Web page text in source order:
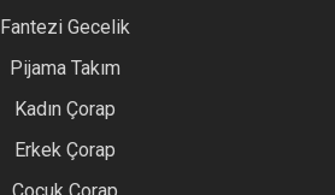
Fantezi Gecelik
Pijama Takım
Kadın Çorap
Erkek Çorap